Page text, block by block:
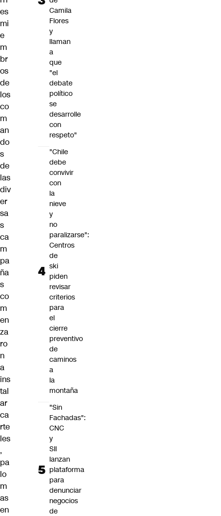
es
mi
e
m
br
os
de
los
co
m
an
do
s
de
las
div
er
sa
s
ca
m
pa
ña
s
co
m
en
za
ro
n
a
ins
tal
ar
ca
rte
les
,
pa
lo
m
as
en
Camila
Flores
y
llaman
a
que
"el
debate
político
se
desarrolle
con
respeto"
"Chile
debe
convivir
con
la
nieve
y
no
paralizarse":
Centros
de
ski
piden
revisar
criterios
para
el
cierre
preventivo
de
caminos
a
la
montaña
"Sin
Fachadas":
CNC
y
SII
lanzan
plataforma
para
denunciar
negocios
de